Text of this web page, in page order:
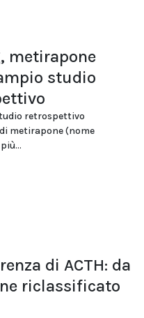
metirapone
studio
retrospettivo
metirapone (nome
di ACTH: da
riclassificato